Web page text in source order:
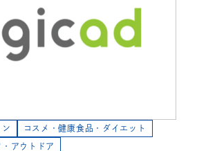
コスメ・健康食品・ダイエット
アウトドア